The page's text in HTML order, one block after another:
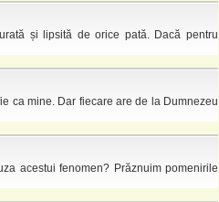
și lipsită de orice pată. Dacă pentru
ca mine. Dar fiecare are de la Dumnezeu
acestui fenomen? Prăznuim pomenirile